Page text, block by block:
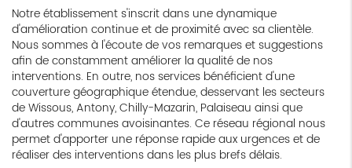
Notre établissement s'inscrit dans une dynamique
d'amélioration continue et de proximité avec sa clientèle.
Nous sommes à l'écoute de vos remarques et suggestions
afin de constamment améliorer la qualité de nos
interventions. En outre, nos services bénéficient d'une
couverture géographique étendue, desservant les secteurs
de Wissous, Antony, Chilly-Mazarin, Palaiseau ainsi que
d'autres communes avoisinantes. Ce réseau régional nous
permet d'apporter une réponse rapide aux urgences et de
réaliser des interventions dans les plus brefs délais.